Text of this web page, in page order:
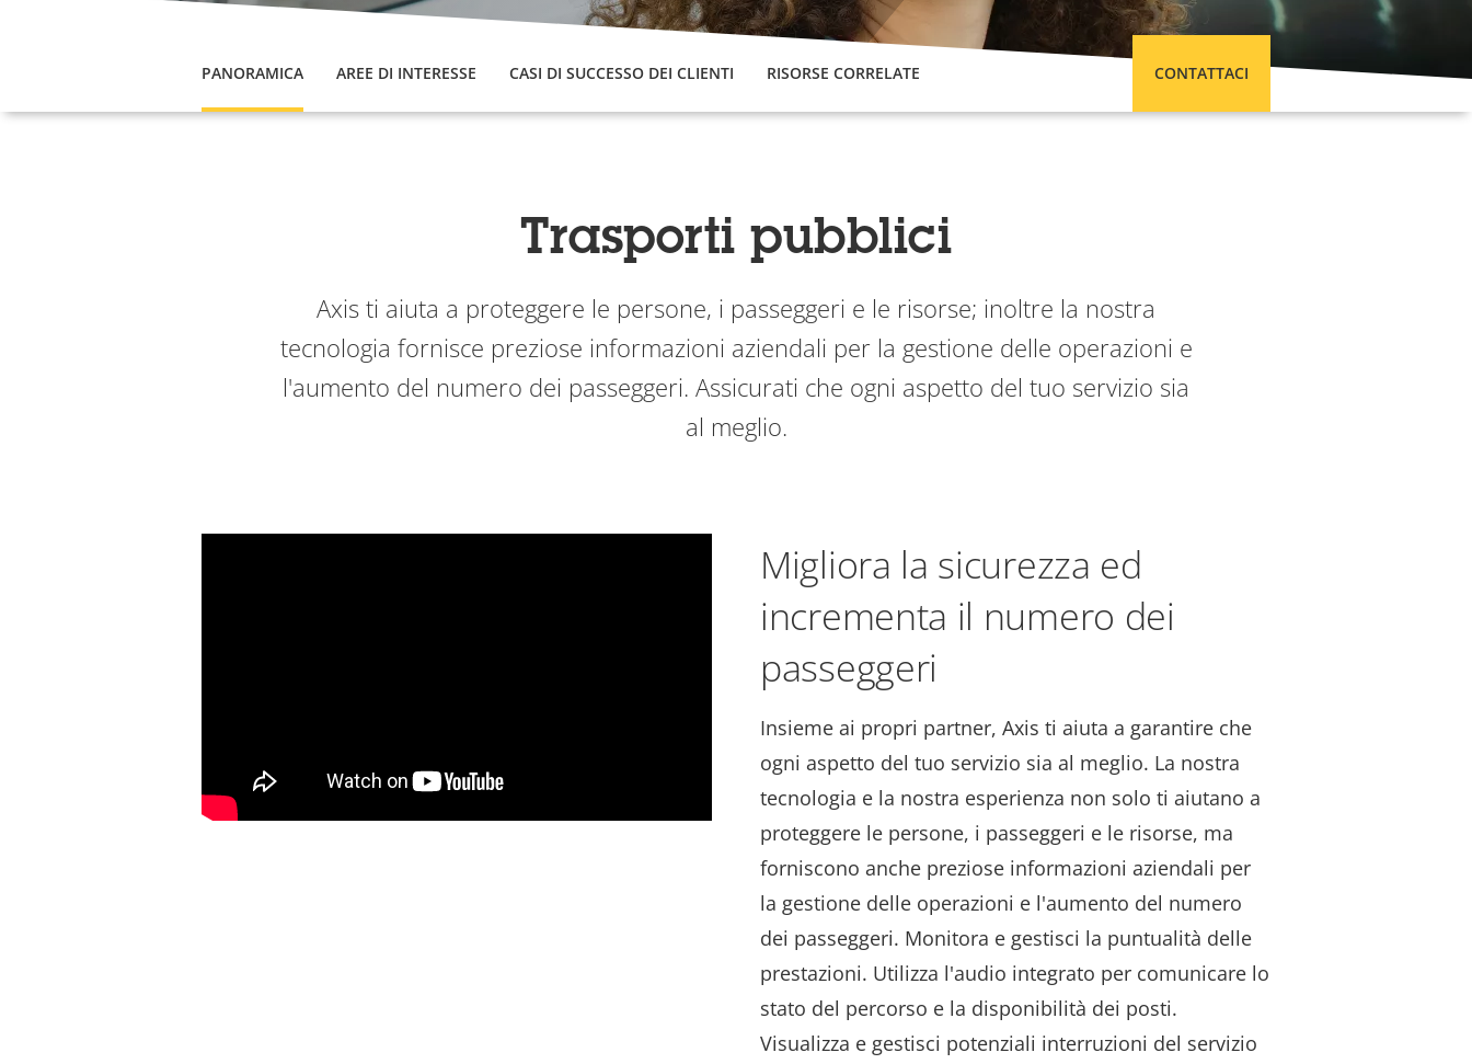
PANORAMICA AREE DI INTERESSE CASI DI SUCCESSO DEI CLIENTI RISORSE CORRELATE CONTATTACI
Trasporti pubblici
Axis ti aiuta a proteggere le persone, i passeggeri e le risorse; inoltre la nostra
tecnologia fornisce preziose informazioni aziendali per la gestione delle operazioni e
l'aumento del numero dei passeggeri. Assicurati che ogni aspetto del tuo servizio sia
al meglio.
Migliora la sicurezza ed
incrementa il numero dei
passeggeri
Insieme ai propri partner, Axis ti aiuta a garantire che
ogni aspetto del tuo servizio sia al meglio. La nostra
tecnologia e la nostra esperienza non solo ti aiutano a
proteggere le persone, i passeggeri e le risorse, ma
forniscono anche preziose informazioni aziendali per
la gestione delle operazioni e l'aumento del numero
dei passeggeri. Monitora e gestisci la puntualità delle
prestazioni. Utilizza l'audio integrato per comunicare lo
stato del percorso e la disponibilità dei posti.
Visualizza e gestisci potenziali interruzioni del servizio